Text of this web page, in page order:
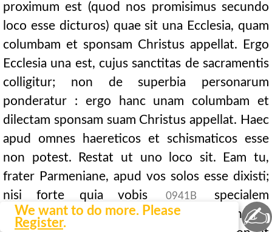
We want to do more. Please
Register.
proximum est (quod nos promisimus secundo
loco esse dicturos) quae sit una Ecclesia, quam
columbam et sponsam Christus appellat. Ergo
Ecclesia una est, cujus sanctitas de sacramentis
colligitur; non de superbia personarum
ponderatur : ergo hanc unam columbam et
dilectam sponsam suam Christus appellat. Haec
apud omnes haereticos et schismaticos esse
non potest. Restat ut uno loco sit. Eam tu,
frater Parmeniane, apud vos solos esse dixisti;
nisi forte quia vobis
0941B
specialem
sanctitatem de superbia vindicare contenditis;
✍